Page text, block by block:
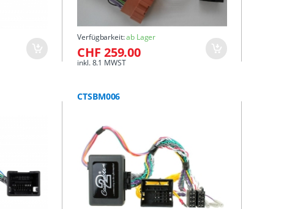
Verfügbarkeit:ab Lager
CHF 259.00
inkl. 8.1 MWST
CTSBM006